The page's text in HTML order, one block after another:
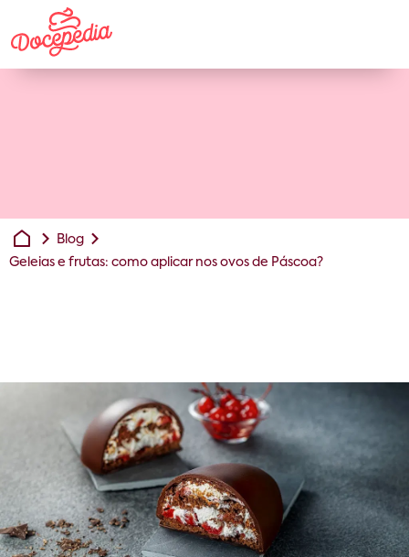
Blog
Geleias e frutas: como aplicar nos ovos de Páscoa?